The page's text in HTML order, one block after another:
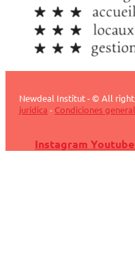
Newdeal Institut - © All
jurídica - Condiciones
Instagram Youtube